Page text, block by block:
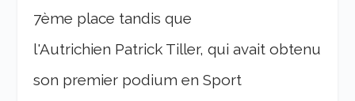
7ème place tandis que
l'Autrichien Patrick Tiller, qui avait obtenu
son premier podium en Sport